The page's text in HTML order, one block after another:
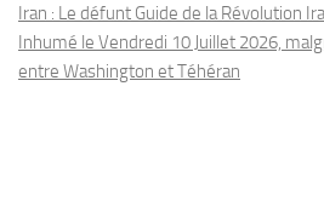
Iran : Le défunt Guide de la Révolution
Inhumé le Vendredi 10 Juillet 2026,
entre Washington et Téhéran